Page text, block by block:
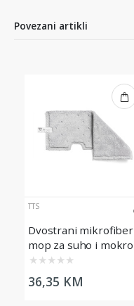
Povezani artikli
TTS
Dvostrani mikrofiber
mop za suho i mokro
brisanje Trilogy, 46cm
★ ★ ★ ★ ★
36,35 KM